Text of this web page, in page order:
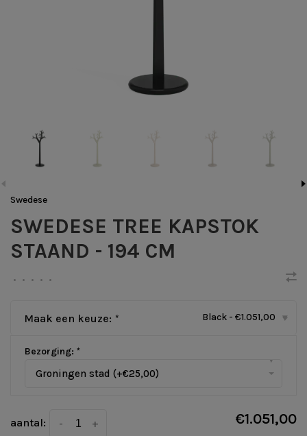
Swedese
SWEDESE TREE KAPSTOK
STAAND - 194 CM
• • • • •
Maak een keuze: * Black - €1.051,00 ▾
Bezorging: *
Groningen stad (+€25,00)
▾
aantal: +
- €1.051,00